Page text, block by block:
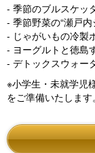
- 季節のブルスケッ
- 季節野菜の“瀬戸
- じゃがいもの冷製
- ヨーグルトと徳島
- デトックスウォー
※小学生・未就学児
をご準備いたします